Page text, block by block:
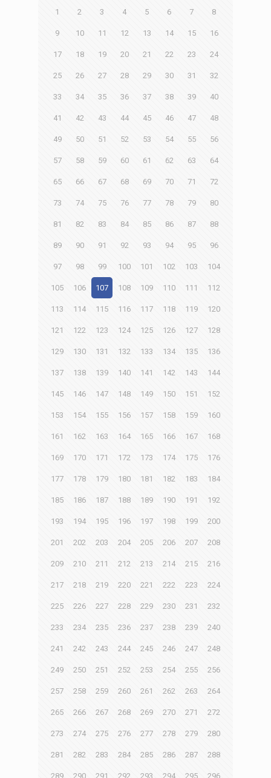
1 2 3 4 5 6 7 8
9 10 11 12 13 14 15 16
17 18 19 20 21 22 23 24
25 26 27 28 29 30 31 32
33 34 35 36 37 38 39 40
41 42 43 44 45 46 47 48
49 50 51 52 53 54 55 56
57 58 59 60 61 62 63 64
65 66 67 68 69 70 71 72
73 74 75 76 77 78 79 80
81 82 83 84 85 86 87 88
89 90 91 92 93 94 95 96
97 98 99 100 101 102 103 104
105 106 107 108 109 110 111 112
113 114 115 116 117 118 119 120
121 122 123 124 125 126 127 128
129 130 131 132 133 134 135 136
137 138 139 140 141 142 143 144
145 146 147 148 149 150 151 152
153 154 155 156 157 158 159 160
161 162 163 164 165 166 167 168
169 170 171 172 173 174 175 176
177 178 179 180 181 182 183 184
185 186 187 188 189 190 191 192
193 194 195 196 197 198 199 200
201 202 203 204 205 206 207 208
209 210 211 212 213 214 215 216
217 218 219 220 221 222 223 224
225 226 227 228 229 230 231 232
233 234 235 236 237 238 239 240
241 242 243 244 245 246 247 248
249 250 251 252 253 254 255 256
257 258 259 260 261 262 263 264
265 266 267 268 269 270 271 272
273 274 275 276 277 278 279 280
281 282 283 284 285 286 287 288
289 290 291 292 293 294 295 296